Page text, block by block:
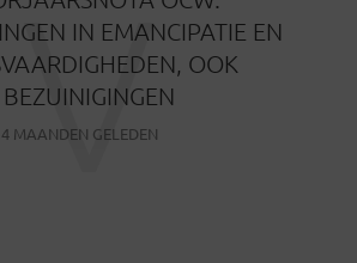
IN EMANCIPATIE EN
OOK
BEZUINIGINGEN
4 MAANDEN GELEDEN
V